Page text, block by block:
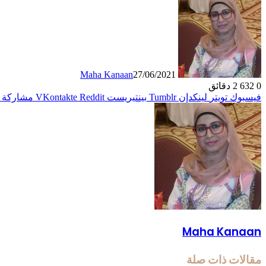
Maha Kanaan27/06/2021
0
2 دقائق
فيسبوك تويتر لينكدإن بينتيريست مشاركة
Maha Kanaan
مقالات ذات صلة